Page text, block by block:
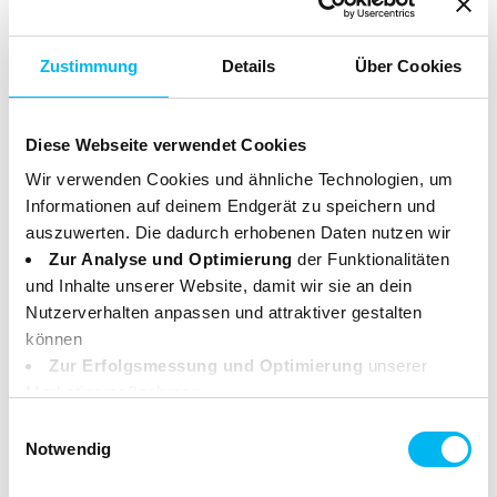
Zustimmung Details Über Cookies
Diese Webseite verwendet Cookies
Wir verwenden Cookies und ähnliche Technologien, um
Informationen auf deinem Endgerät zu speichern und
auszuwerten. Die dadurch erhobenen Daten nutzen wir
Zur Analyse und Optimierung der Funktionalitäten
und Inhalte unserer Website, damit wir sie an dein
Nutzerverhalten anpassen und attraktiver gestalten
können
Zur Erfolgsmessung und Optimierung unserer
werden. Einige dieser Anbieter haben ihren Sitz
außerhalb des Europäischen Wirtschaftsraums (z. B. in
Notwendig
Weiterführende Informationen zur INCI findest Du
unter: www.haut.de/service/inci
Zertifikate
Das Produkt ist zertifiziert nach den Richtlinien von
NCP und ist bei der Vegan Society sowie PETA
registriert. Weitere Informationen zu den
Zertifizierungen findest Du hier: